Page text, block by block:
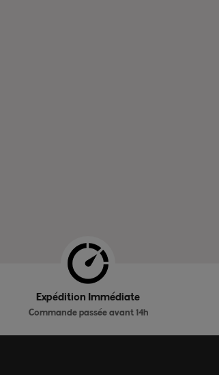
Expédition Immédiate
Commande passée avant 14h